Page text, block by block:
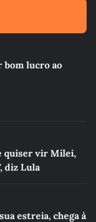
bom lucro ao
quiser vir Milei,
diz Lula
estreia, chega à